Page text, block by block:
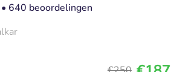
• 640 beoordelingen